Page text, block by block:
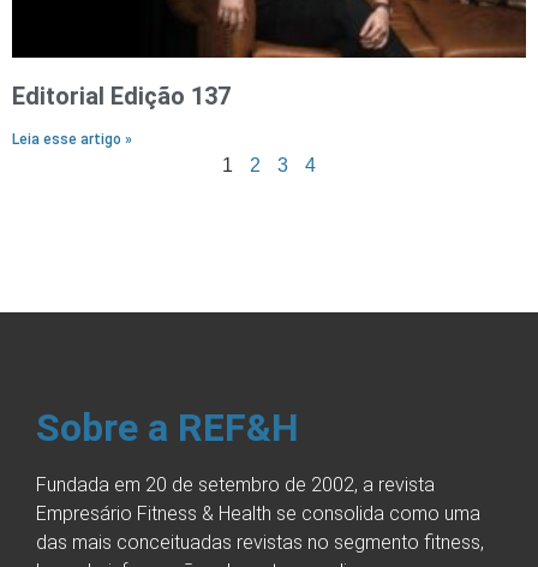
Editorial Edição 137
Leia esse artigo »
1 2 3 4
Sobre a REF&H
Fundada em 20 de setembro de 2002, a revista
Empresário Fitness & Health se consolida como uma
das mais conceituadas revistas no segmento fitness,